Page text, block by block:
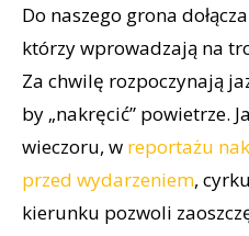
Do naszego grona
którzy wprowadzają na
Za chwilę rozpoczynają
by „nakręcić” powietrze.
wieczoru, w reportażu
przed wydarzeniem,
kierunku pozwoli